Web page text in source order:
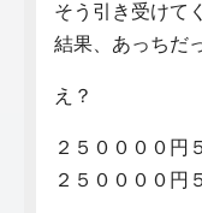
そう引き受けて
結果、あっちだ
え？
２５００００円
２５００００円